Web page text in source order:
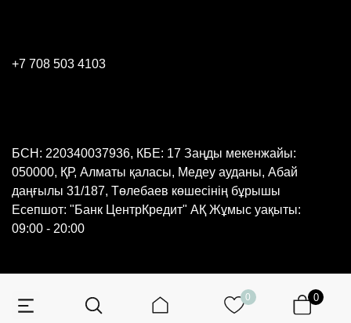
0 0
+7 708 503 4103
БСН: 220340037936, КБЕ: 17 Заңды мекенжайы:
050000, ҚР, Алматы қаласы, Медеу ауданы, Абай
даңғылы 31/187, Төлебаев көшесінің бұрышы
Есепшот: "Банк ЦентрКредит" АҚ Жұмыс уақыты:
09:00 - 20:00
© 2026 Барлық құқықтар қорғалған